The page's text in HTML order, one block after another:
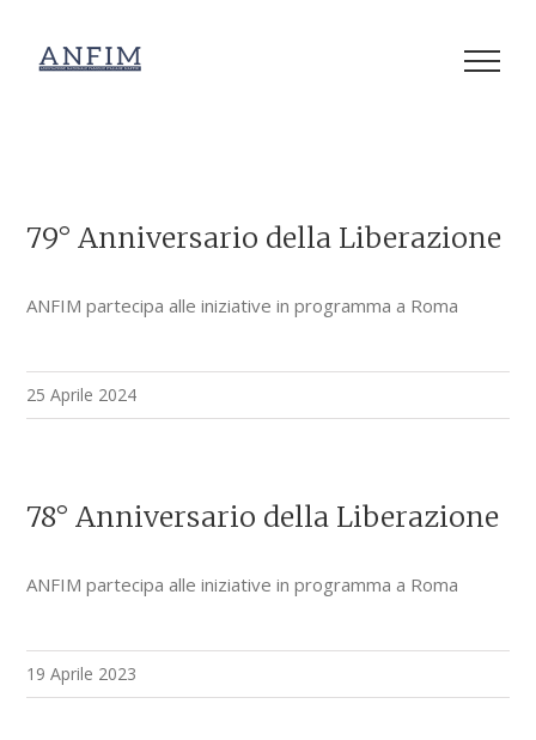
79° Anniversario della Liberazione
ANFIM partecipa alle iniziative in programma a Roma
25 Aprile 2024
78° Anniversario della Liberazione
ANFIM partecipa alle iniziative in programma a Roma
19 Aprile 2023